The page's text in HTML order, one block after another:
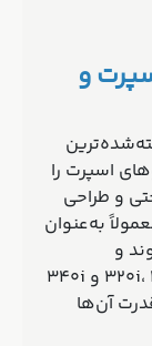
اسپرت و
اسپرت را
و طراحی
به‌عنوان
و
نسخه‌های مختلفی از جمله مدل‌های 320i، 330i و 340i
آن‌ها